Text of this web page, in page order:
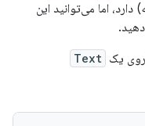
اما می‌توانید این
Text